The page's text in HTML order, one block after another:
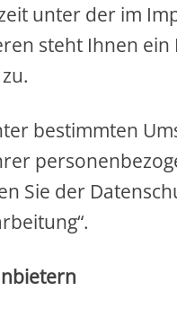
unter der im
steht Ihnen
bestimmten
Sie der